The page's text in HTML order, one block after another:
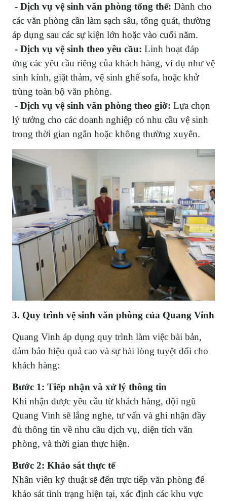
- Dịch vụ vệ sinh văn phòng tổng thể: Dành cho
các văn phòng cần làm sạch sâu, tổng quát, thường
áp dụng sau các sự kiện lớn hoặc vào cuối năm.
- Dịch vụ vệ sinh theo yêu cầu: Linh hoạt đáp
ứng các yêu cầu riêng của khách hàng, ví dụ như vệ
sinh kính, giặt thảm, vệ sinh ghế sofa, hoặc khử
trùng toàn bộ văn phòng.
- Dịch vụ vệ sinh văn phòng theo giờ: Lựa chọn
lý tưởng cho các doanh nghiệp có nhu cầu vệ sinh
trong thời gian ngắn hoặc không thường xuyên.
3. Quy trình vệ sinh văn phòng của Quang Vinh
Quang Vinh áp dụng quy trình làm việc bài bản,
đảm bảo hiệu quả cao và sự hài lòng tuyệt đối cho
khách hàng:
Bước 1: Tiếp nhận và xử lý thông tin
Khi nhận được yêu cầu từ khách hàng, đội ngũ
Quang Vinh sẽ lắng nghe, tư vấn và ghi nhận đầy
đủ thông tin về nhu cầu dịch vụ, diện tích văn
phòng, và thời gian thực hiện.
Bước 2: Khảo sát thực tế
Nhân viên kỹ thuật sẽ đến trực tiếp văn phòng để
khảo sát tình trạng hiện tại, xác định các khu vực